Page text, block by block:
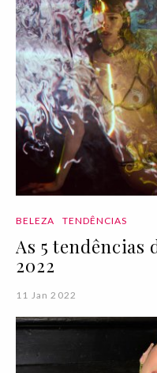
BELEZA TENDÊNCIAS
As 5 tendências
2022
11 Jan 2022